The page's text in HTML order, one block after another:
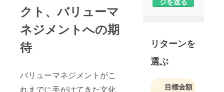
クト、バリューマ
ネジメントへの期
待
バリューマネジメントがこ
れまでに手がけてきた文化
達や、支援
に、英語で
のクラウド
ファンディ
moment by
リターンを
選ぶ
目標金額